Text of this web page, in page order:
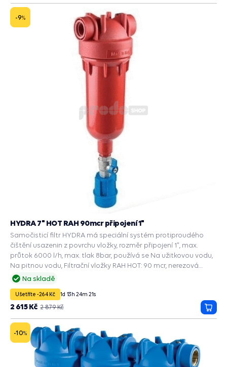
do
-9%
Na skladě
HYDRA 7" HOT RAH 90mcr připojení 1"
Samočisticí filtr HYDRA má speciální systém protiproudého
čištění usazenin z povrchu vložky, rozměr připojení 1", max.
průtok 6000 l/h, max. tlak 8bar, používá se Na užitkovou vodu,
Na pitnou vodu, Filtrační vložky RAH HOT: 90 mcr, nerezová
filtrační síťka filtruje nečistoty a usazeniny.
Ušetříte -264 Kč 1d 13h 24m 20s
2 879 Kč
2 615 Kč
do
-10%